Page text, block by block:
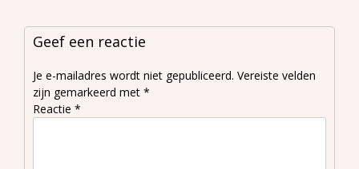
Geef een reactie
Je e-mailadres wordt niet gepubliceerd. Vereiste velden
zijn gemarkeerd met *
Reactie *